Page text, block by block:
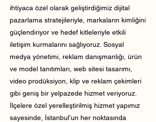
ihtiyaca özel olarak geliştirdiğimiz dijital
pazarlama stratejileriyle, markaların kimliğini
güçlendiriyor ve hedef kitleleriyle etkili
iletişim kurmalarını sağlıyoruz. Sosyal
medya yönetimi, reklam danışmanlığı, ürün
ve model tanıtımları, web sitesi tasarımı,
video prodüksiyon, klip ve reklam çekimleri
gibi geniş bir yelpazede hizmet veriyoruz.
İlçelere özel yerelleştirilmiş hizmet yapımız
sayesinde, İstanbul’un her noktasında